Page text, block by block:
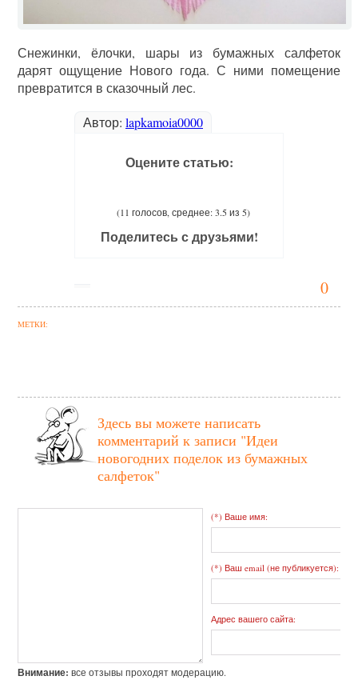
0
Снежинки, ёлочки, шары из бумажных салфеток
дарят ощущение Нового года. С ними помещение
превратится в сказочный лес.
Автор: lapkamoia0000
Оцените статью:
(11 голосов, среднее: 3.5 из 5)
Поделитесь с друзьями!
МЕТКИ:
Здесь вы можете написать
комментарий к записи "Идеи
новогодних поделок из бумажных
салфеток"
(*) Ваше имя:
(*) Ваш email (не публикуется):
Адрес вашего сайта:
Внимание: все отзывы проходят модерацию.